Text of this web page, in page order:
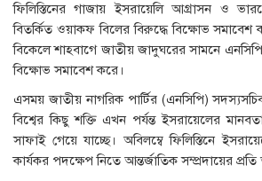
ফিলিস্তিনের গাজায় ইসরায়েলি আগ্রাসন ও
বিতর্কিত ওয়াকফ বিলের বিরুদ্ধে বিক্ষোভ
বিকেলে শাহবাগে জাতীয় জাদুঘরের সামনে
বিক্ষোভ সমাবেশ করে।
এসময় জাতীয় নাগরিক পার্টির (এনসিপি)
বিশ্বের কিছু শক্তি এখন পর্যন্ত ইসরায়েলের
সাফাই গেয়ে যাচ্ছে। অবিলম্বে ফিলিস্তিনে
কার্যকর পদক্ষেপ নিতে আন্তর্জাতিক সম্প্রদায়ের প্রতি